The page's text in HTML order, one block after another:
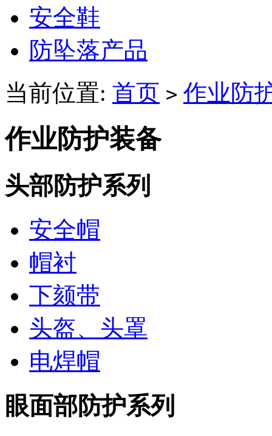
安全鞋
防坠落产品
当前位置: 首页 > 作业防
作业防护装备
头部防护系列
安全帽
帽衬
下颏带
头盔、头罩
电焊帽
眼面部防护系列